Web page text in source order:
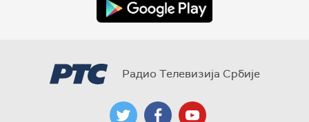
Радио Телевизија Србије